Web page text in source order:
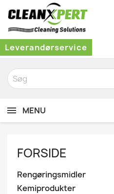
Leverandørservice
MENU
FORSIDE
Rengøringsmidler
Kemiprodukter